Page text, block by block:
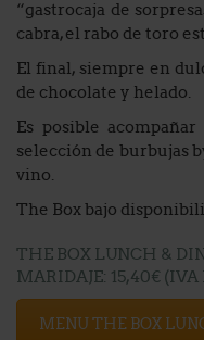
“gastrocaja de
cabra, el rabo de toro
El final, siempre en
de chocolate y helado.
Es posible
selección de burbujas
vino.
The Box bajo
THE BOX LUNCH &
MENU THE BOX